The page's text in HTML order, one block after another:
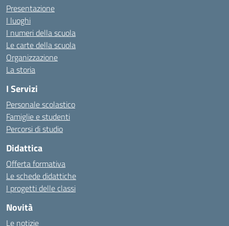
Presentazione
I luoghi
I numeri della scuola
Le carte della scuola
Organizzazione
La storia
I Servizi
Personale scolastico
Famiglie e studenti
Percorsi di studio
Didattica
Offerta formativa
Le schede didattiche
I progetti delle classi
Novità
Le notizie